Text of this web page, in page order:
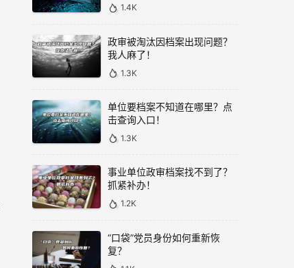
1.4K
政审被淘汰因档案出现问题？
我人麻了！
1.3K
单位要档案不知道在哪里？点
击查询入口！
1.3K
事业单位政审档案找不到了？
抓紧补办！
1.2K
“口袋”党员身份如何重新恢
复？